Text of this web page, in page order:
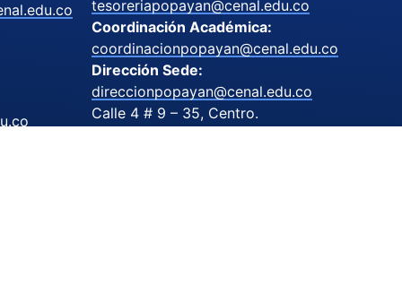
tesoreriapopayan@cenal.edu.co
Coordinación Académica:
coordinacionpopayan@cenal.edu.co
Dirección Sede:
direccionpopayan@cenal.edu.co
Calle 4 # 9 – 35, Centro.